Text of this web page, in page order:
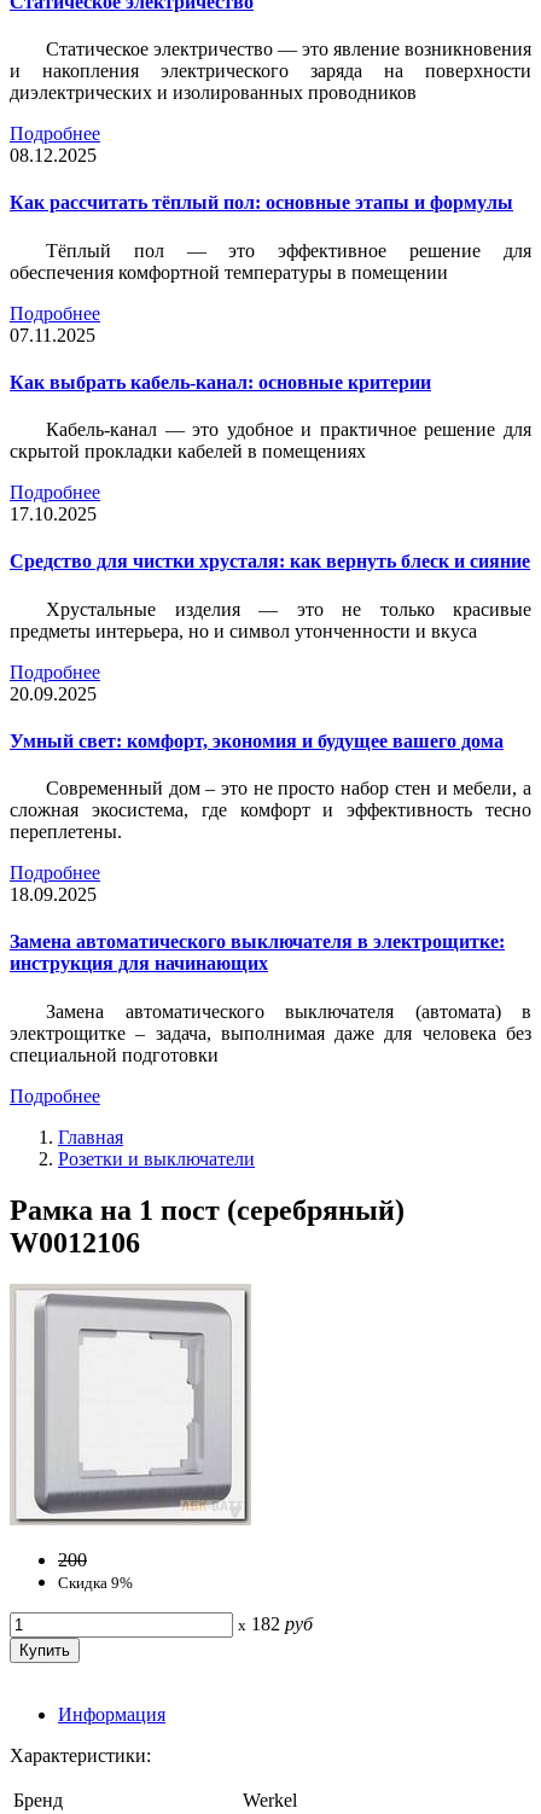
Статическое электричество — это явление возникновения
и накопления электрического заряда на поверхности
диэлектрических и изолированных проводников
Подробнее
08.12.2025
Как рассчитать тёплый пол: основные этапы и формулы
Тёплый пол — это эффективное решение для
обеспечения комфортной температуры в помещении
Подробнее
07.11.2025
Как выбрать кабель-канал: основные критерии
Кабель-канал — это удобное и практичное решение для
скрытой прокладки кабелей в помещениях
Подробнее
17.10.2025
Средство для чистки хрусталя: как вернуть блеск и сияние
Хрустальные изделия — это не только красивые
предметы интерьера, но и символ утонченности и вкуса
Подробнее
20.09.2025
Умный свет: комфорт, экономия и будущее вашего дома
Современный дом – это не просто набор стен и мебели, а
сложная экосистема, где комфорт и эффективность тесно
переплетены.
Подробнее
18.09.2025
Замена автоматического выключателя в электрощитке:
инструкция для начинающих
Замена автоматического выключателя (автомата) в
электрощитке – задача, выполнимая даже для человека без
специальной подготовки
Подробнее
Главная
Розетки и выключатели
Рамка на 1 пост (серебряный)
W0012106
200
Скидка 9%
x 182 руб
Информация
Характеристики:
Бренд
Werkel